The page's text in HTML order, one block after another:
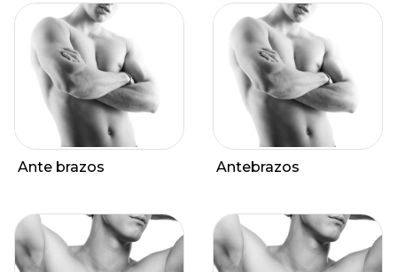
Ante brazos Antebrazos